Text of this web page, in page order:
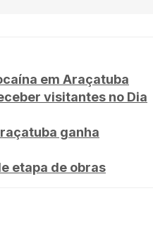
em Araçatuba
visitantes no Dia
ganha
etapa de obras